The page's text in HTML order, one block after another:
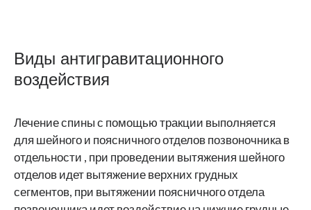
Виды антигравитационного
воздействия
Лечение спины с помощью тракции выполняется
для шейного и поясничного отделов позвоночника в
отдельности , при проведении вытяжения шейного
отделов идет вытяжение верхних грудных
сегментов, при вытяжении поясничного отдела